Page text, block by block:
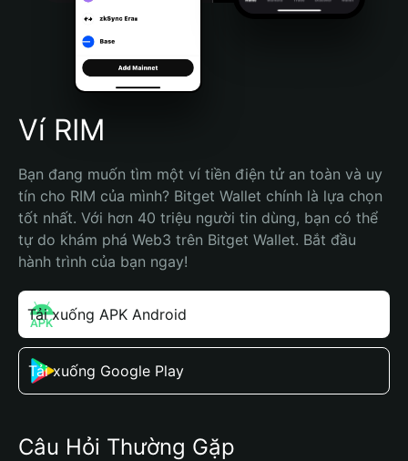
Português (Brasil)
Español (Argentina)
Ví RIM
Bạn đang muốn tìm một ví tiền điện tử an toàn và uy
tín cho RIM của mình? Bitget Wallet chính là lựa chọn
tốt nhất. Với hơn 40 triệu người tin dùng, bạn có thể
tự do khám phá Web3 trên Bitget Wallet. Bắt đầu
hành trình của bạn ngay!
Tải xuống APK Android
Tải xuống Google Play
Câu Hỏi Thường Gặp